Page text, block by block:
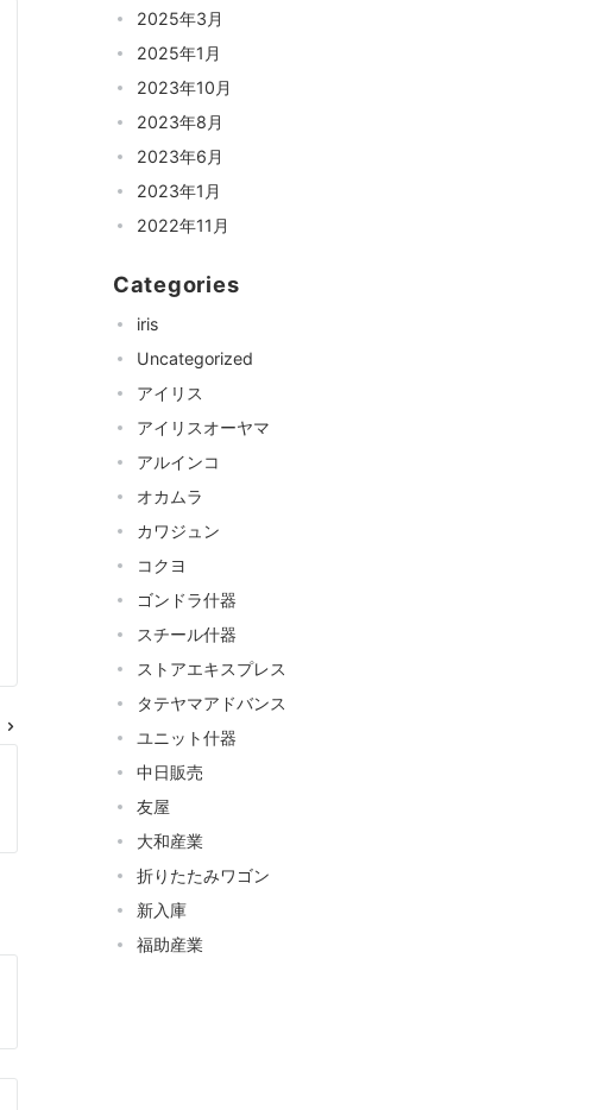
2025年3月
2025年1月
2023年10月
2023年8月
2023年6月
2023年1月
2022年11月
Categories
iris
Uncategorized
アイリス
アイリスオーヤマ
アルインコ
オカムラ
カワジュン
コクヨ
ゴンドラ什器
スチール什器
ストアエキスプレス
タテヤマアドバンス
ユニット什器
中日販売
友屋
大和産業
折りたたみワゴン
新入庫
福助産業